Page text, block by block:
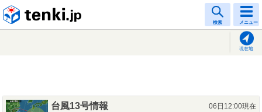
検索 メニュー
現在地
台風13号情報
06日12:00現在